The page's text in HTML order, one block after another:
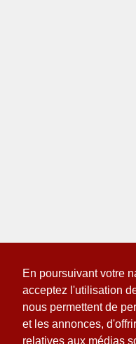
En poursuivant votre
acceptez l'utilisation
nous permettent de
et les annonces,
relatives aux médias